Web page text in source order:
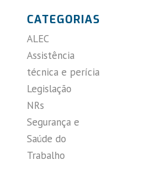
CATEGORIAS
ALEC
Assistência
técnica e perícia
Legislação
NRs
Segurança e
Saúde do
Trabalho